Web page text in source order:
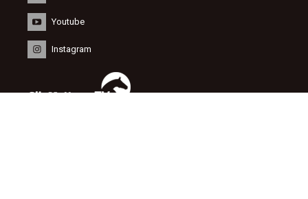
Youtube
Instagram